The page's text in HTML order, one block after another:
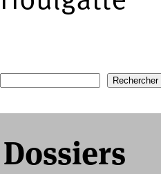
Formulaire de
Dossiers